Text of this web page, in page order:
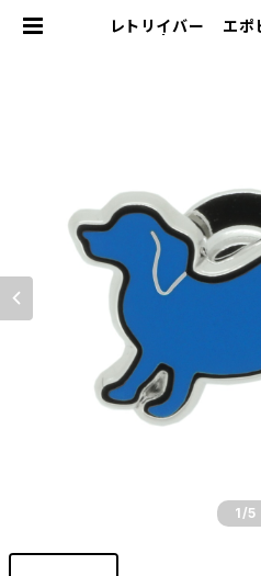
レトリイバー エ
1 /5